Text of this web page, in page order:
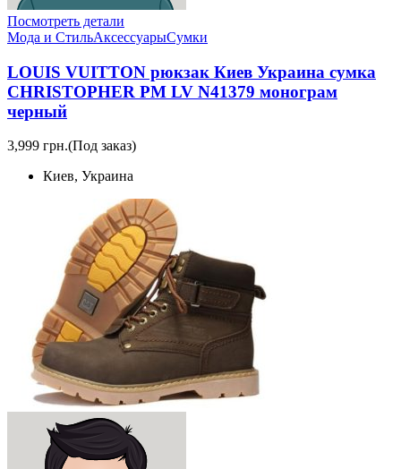
Посмотреть детали
Мода и СтильАксессуарыСумки
LOUIS VUITTON рюкзак Киев Украина сумка
CHRISTOPHER PM LV N41379 монограм
черный
3,999 грн.(Под заказ)
Киев, Украина